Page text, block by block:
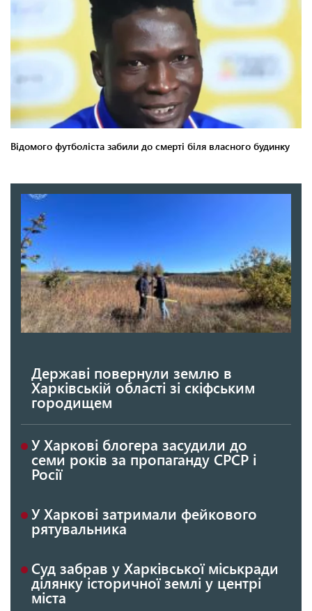
Державі повернули землю в
Харківській області зі скіфським
городищем
У Харкові блогера засудили до
семи років за пропаганду СРСР і
Росії
У Харкові затримали фейкового
рятувальника
Суд забрав у Харківської міськради
ділянку історичної землі у центрі
міста